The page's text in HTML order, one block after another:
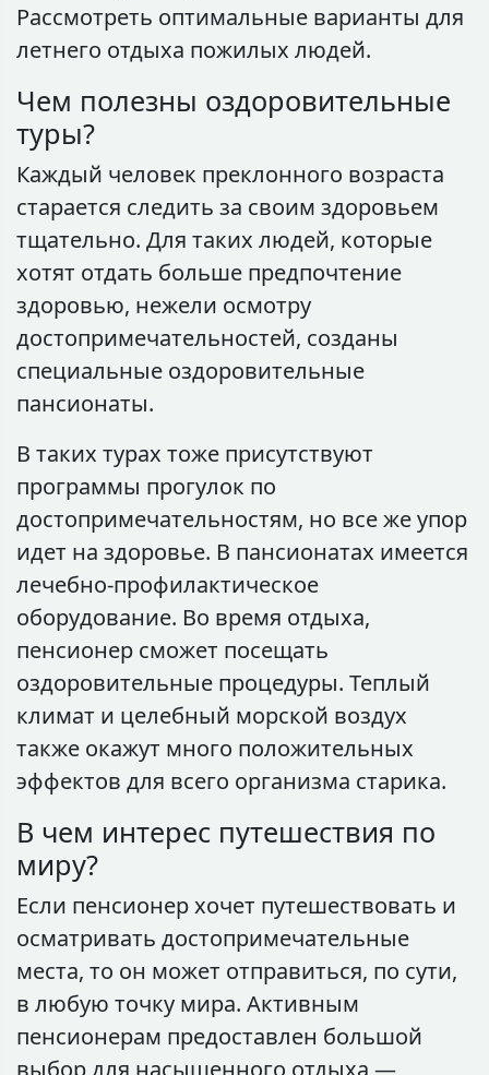
Рассмотреть оптимальные варианты для
летнего отдыха пожилых людей.
Чем полезны оздоровительные
туры?
Каждый человек преклонного возраста
старается следить за своим здоровьем
тщательно. Для таких людей, которые
хотят отдать больше предпочтение
здоровью, нежели осмотру
достопримечательностей, созданы
специальные оздоровительные
пансионаты.
В таких турах тоже присутствуют
программы прогулок по
достопримечательностям, но все же упор
идет на здоровье. В пансионатах имеется
лечебно-профилактическое
оборудование. Во время отдыха,
пенсионер сможет посещать
оздоровительные процедуры. Теплый
климат и целебный морской воздух
также окажут много положительных
эффектов для всего организма старика.
В чем интерес путешествия по
миру?
Если пенсионер хочет путешествовать и
осматривать достопримечательные
места, то он может отправиться, по сути,
в любую точку мира. Активным
пенсионерам предоставлен большой
выбор для насыщенного отдыха —